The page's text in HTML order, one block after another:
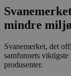
mindre
Svanemerket, det
samfunnets
produsenter.